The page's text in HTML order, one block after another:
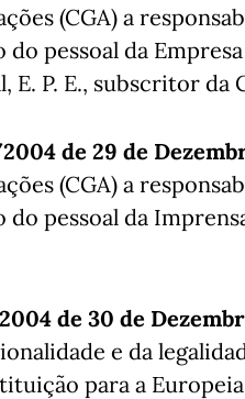
(CGA) a
pessoal da
E. P. E., subscritor da
de 29 de
(CGA) a
pessoal da
de 30 de
e da
para a